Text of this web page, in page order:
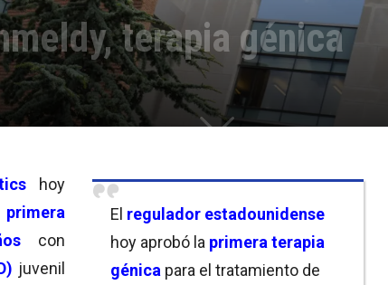
terapia génica
El regulador estadounidense
hoy aprobó la primera terapia
génica para el tratamiento de
hoy
primera
con
juvenil